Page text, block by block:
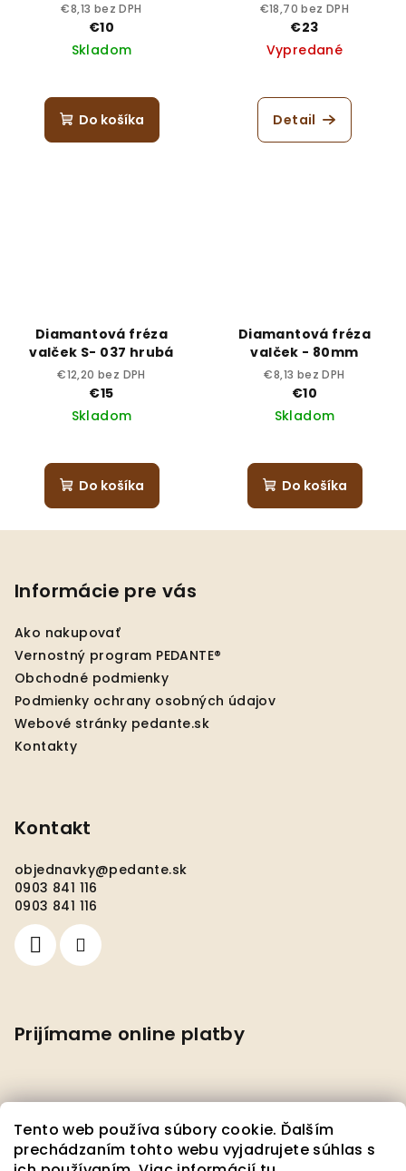
Tento web používa súbory cookie. Ďalším
prechádzaním tohto webu vyjadrujete súhlas s
€8,13 bez DPH
€10
Skladom
Do košíka
€18,70 bez DPH
€23
Vypredané
Detail
Diamantová fréza
valček S- 037 hrubá
€12,20 bez DPH
€15
Skladom
Do košíka
Diamantová fréza
valček - 80mm
€8,13 bez DPH
€10
Skladom
Do košíka
Informácie pre vás
Ako nakupovať
Vernostný program PEDANTE®
Obchodné podmienky
Podmienky ochrany osobných údajov
Webové stránky pedante.sk
Kontakty
Kontakt
objednavky@pedante.sk
0903 841 116
0903 841 116
Prijímame online platby